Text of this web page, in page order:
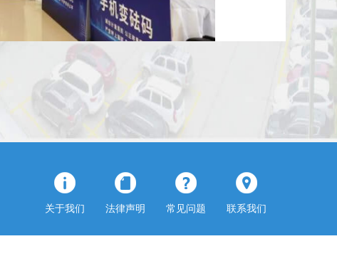
使用频次最高的特种设备。活
向市民普及安全知识。
关于我们 法律声明 常见问题 联系我们